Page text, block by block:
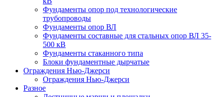
Фундаменты опор под технологические
трубопроводы
Фундаменты опор ВЛ
Фундаменты составные для стальных опор ВЛ 35-
500 кВ
Фундаменты стаканного типа
Блоки фундаментные дырчатые
Ограждения Нью-Джерси
Ограждения Нью-Джерси
Разное